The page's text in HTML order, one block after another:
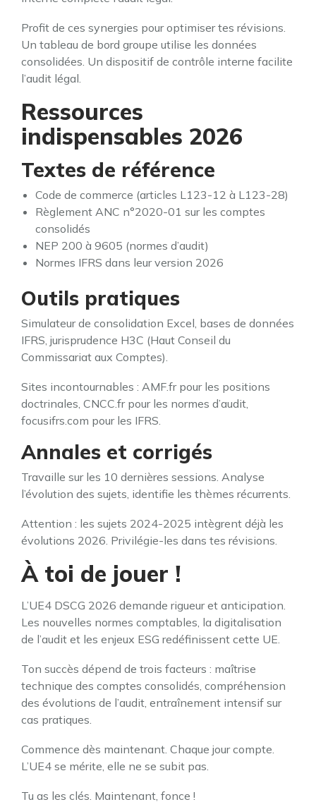
Profit de ces synergies pour optimiser tes révisions.
Un tableau de bord groupe utilise les données
consolidées. Un dispositif de contrôle interne facilite
l’audit légal.
Ressources
indispensables 2026
Textes de référence
Code de commerce (articles L123-12 à L123-28)
Règlement ANC n°2020-01 sur les comptes
consolidés
NEP 200 à 9605 (normes d’audit)
Normes IFRS dans leur version 2026
Outils pratiques
Simulateur de consolidation Excel, bases de données
IFRS, jurisprudence H3C (Haut Conseil du
Commissariat aux Comptes).
Sites incontournables : AMF.fr pour les positions
doctrinales, CNCC.fr pour les normes d’audit,
focusifrs.com pour les IFRS.
Annales et corrigés
Travaille sur les 10 dernières sessions. Analyse
l’évolution des sujets, identifie les thèmes récurrents.
Attention : les sujets 2024-2025 intègrent déjà les
évolutions 2026. Privilégie-les dans tes révisions.
À toi de jouer !
L’UE4 DSCG 2026 demande rigueur et anticipation.
Les nouvelles normes comptables, la digitalisation
de l’audit et les enjeux ESG redéfinissent cette UE.
Ton succès dépend de trois facteurs : maîtrise
technique des comptes consolidés, compréhension
des évolutions de l’audit, entraînement intensif sur
cas pratiques.
Commence dès maintenant. Chaque jour compte.
L’UE4 se mérite, elle ne se subit pas.
Tu as les clés. Maintenant, fonce !